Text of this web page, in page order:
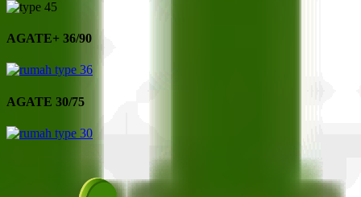
AGATE+ 36/90
AGATE 30/75